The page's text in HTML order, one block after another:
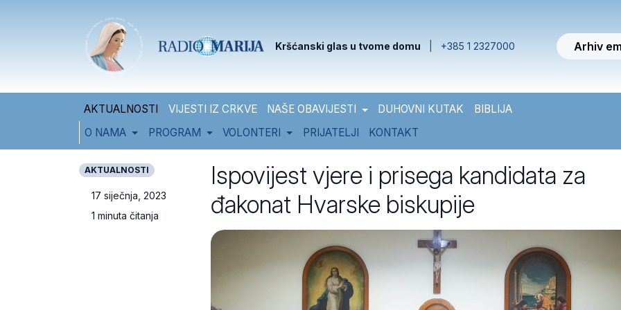
Kršćanski glas u tvome domu +385 1 2327000 Arhiv
AKTUALNOSTI VIJESTI IZ CRKVE NAŠE OBAVIJESTI DUHOVNI KUTAK
BIBLIJA
O NAMA
PROGRAM VOLONTERI PRIJATELJI KONTAKT
AKTUALNOSTI
17 siječnja, 2023
1 minuta čitanja
Ispovijest vjere i prisega kandidata za
đakonat Hvarske biskupije